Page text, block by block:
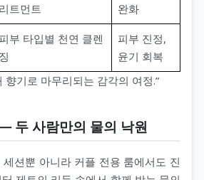
리트먼트
완화
피부 타입별 천연 클렌
징
피부 진정,
윤기 회복
향기로 마무리되는 감각의 여정.”
두 사람만의 물의 낙원
션뿐 아니라 커플 전용 룸에서도 진